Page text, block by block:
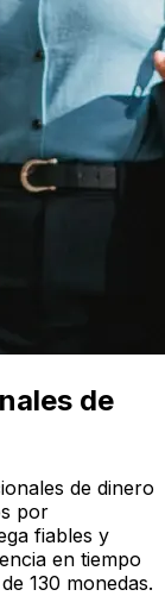
de
de dinero
por
fiables y
en tiempo
130 monedas.